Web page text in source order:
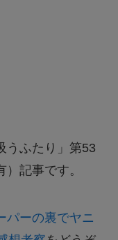
うふたり」第53
記事です。
パーの裏でヤニ